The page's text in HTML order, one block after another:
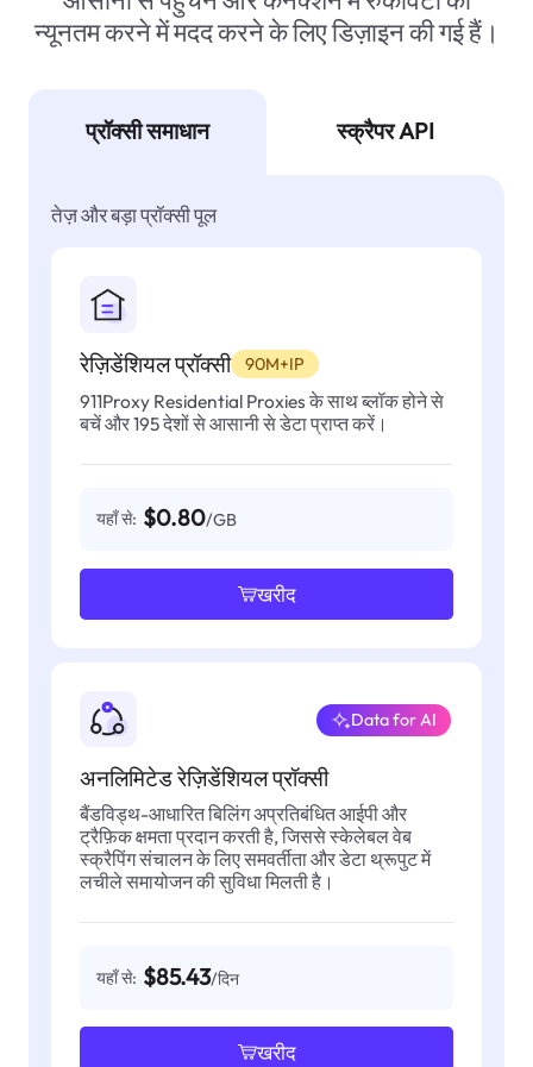
न्यूनतम करने में मदद करने के लिए डिज़ाइन की गई हैं।
प्रॉक्सी समाधान स्क्रैपर API
तेज़ और बड़ा प्रॉक्सी पूल
रेज़िडेंशियल प्रॉक्सी 90M+IP
911Proxy Residential Proxies के साथ ब्लॉक होने से
बचें और 195 देशों से आसानी से डेटा प्राप्त करें।
यहाँ से: $0.80/GB
खरीद
अनलिमिटेड रेज़िडेंशियल प्रॉक्सी
Data for AI
बैंडविड्थ-आधारित बिलिंग अप्रतिबंधित आईपी और
ट्रैफ़िक क्षमता प्रदान करती है, जिससे स्केलेबल वेब
स्क्रैपिंग संचालन के लिए समवर्तीता और डेटा थ्रूपुट में
लचीले समायोजन की सुविधा मिलती है।
यहाँ से: $85.43/दिन
खरीद